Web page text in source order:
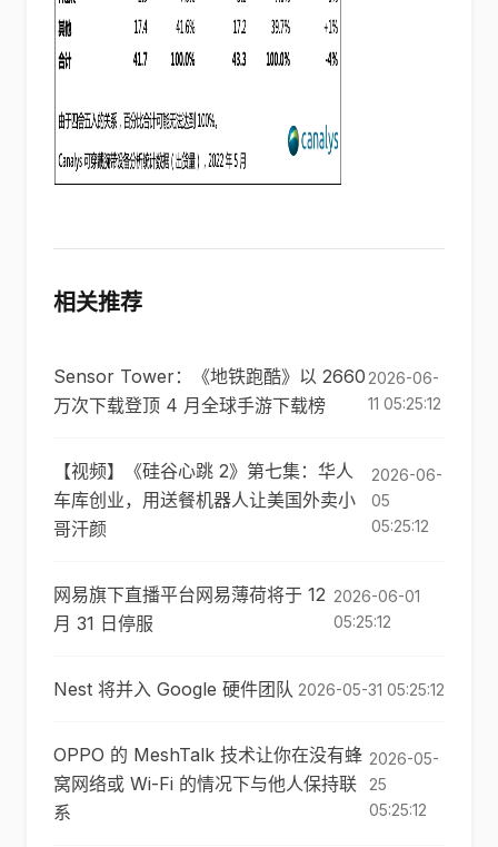
相关推荐
Sensor Tower：《地铁跑酷》以 2660
万次下载登顶 4 月全球手游下载榜
2026-06-
11 05:25:12
【视频】《硅谷心跳 2》第七集：华人
车库创业，用送餐机器人让美国外卖小
哥汗颜
2026-06-
05
05:25:12
网易旗下直播平台网易薄荷将于 12
月 31 日停服
2026-06-01
05:25:12
Nest 将并入 Google 硬件团队 2026-05-31 05:25:12
OPPO 的 MeshTalk 技术让你在没有蜂
窝网络或 Wi-Fi 的情况下与他人保持联
系
2026-05-
25
05:25:12